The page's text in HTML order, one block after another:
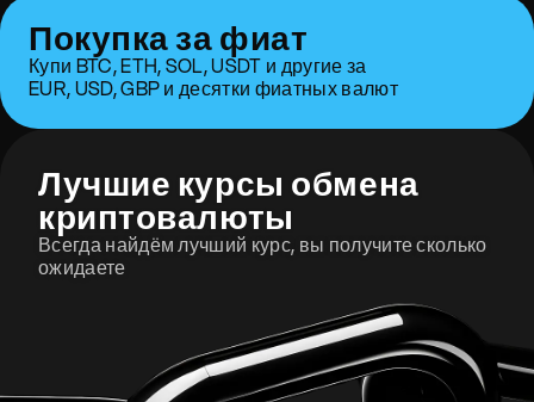
Лучшие курсы обмена
криптовалюты
Всегда найдём лучший курс, вы получите сколько
ожидаете
Покупка за фиат
Купи BTC, ETH, SOL, USDT и другие за
EUR, USD, GBP и десятки фиатных валют